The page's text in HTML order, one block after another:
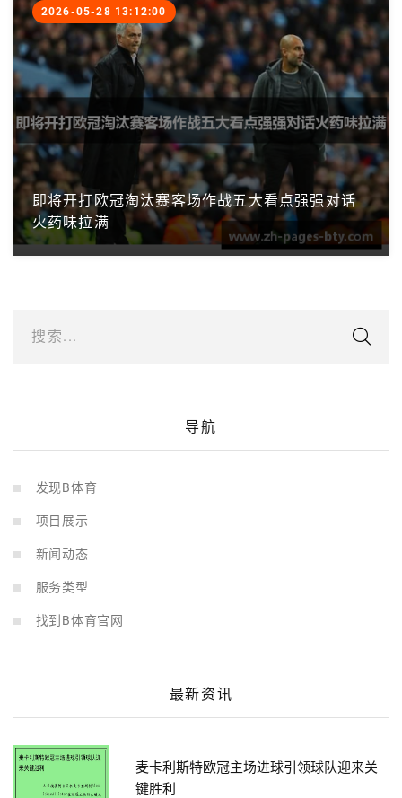
即将开打欧冠淘汰赛客场作战五大看点强强对话
火药味拉满
2026-05-28 13:12:00
搜索...
导航
发现B体育
项目展示
新闻动态
服务类型
找到B体育官网
最新资讯
麦卡利斯特欧冠主场进球引领球队迎来关
键胜利